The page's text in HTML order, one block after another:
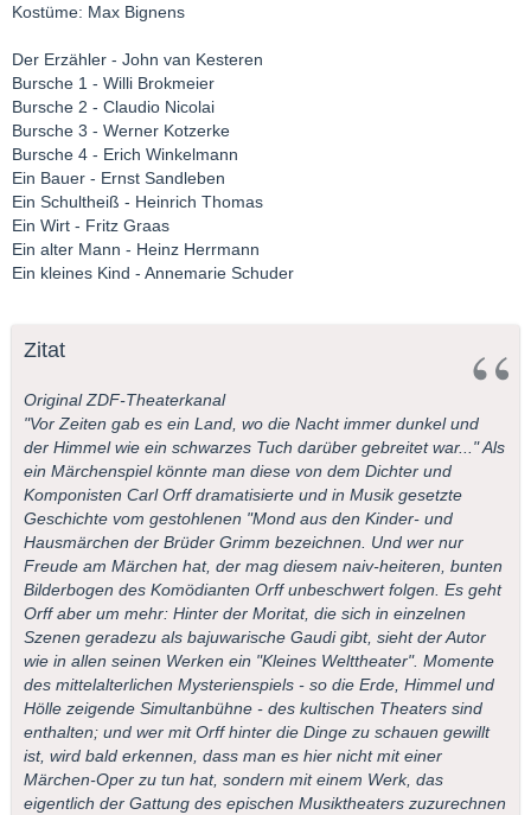
Kostüme: Max Bignens
Der Erzähler - John van Kesteren
Bursche 1 - Willi Brokmeier
Bursche 2 - Claudio Nicolai
Bursche 3 - Werner Kotzerke
Bursche 4 - Erich Winkelmann
Ein Bauer - Ernst Sandleben
Ein Schultheiß - Heinrich Thomas
Ein Wirt - Fritz Graas
Ein alter Mann - Heinz Herrmann
Ein kleines Kind - Annemarie Schuder
Zitat
Original ZDF-Theaterkanal
"Vor Zeiten gab es ein Land, wo die Nacht immer dunkel und
der Himmel wie ein schwarzes Tuch darüber gebreitet war..." Als
ein Märchenspiel könnte man diese von dem Dichter und
Komponisten Carl Orff dramatisierte und in Musik gesetzte
Geschichte vom gestohlenen "Mond aus den Kinder- und
Hausmärchen der Brüder Grimm bezeichnen. Und wer nur
Freude am Märchen hat, der mag diesem naiv-heiteren, bunten
Bilderbogen des Komödianten Orff unbeschwert folgen. Es geht
Orff aber um mehr: Hinter der Moritat, die sich in einzelnen
Szenen geradezu als bajuwarische Gaudi gibt, sieht der Autor
wie in allen seinen Werken ein "Kleines Welttheater". Momente
des mittelalterlichen Mysterienspiels - so die Erde, Himmel und
Hölle zeigende Simultanbühne - des kultischen Theaters sind
enthalten; und wer mit Orff hinter die Dinge zu schauen gewillt
ist, wird bald erkennen, dass man es hier nicht mit einer
Märchen-Oper zu tun hat, sondern mit einem Werk, das
eigentlich der Gattung des epischen Musiktheaters zuzurechnen